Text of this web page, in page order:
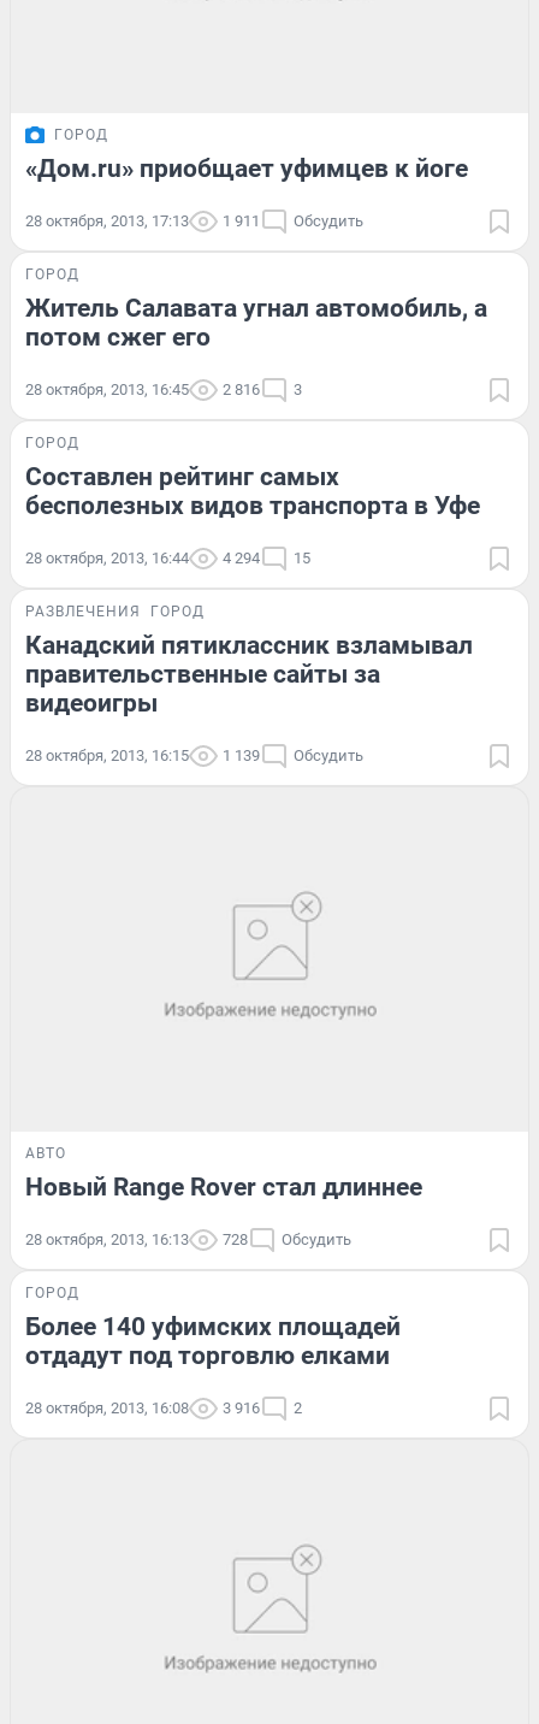
ГОРОД
«Дом.ru» приобщает уфимцев к йоге
28 октября, 2013, 17:13 1 911 Обсудить
ГОРОД
Житель Салавата угнал автомобиль, а
потом сжег его
28 октября, 2013, 16:45 2 816 3
ГОРОД
Составлен рейтинг самых
бесполезных видов транспорта в Уфе
28 октября, 2013, 16:44 4 294 15
РАЗВЛЕЧЕНИЯ ГОРОД
Канадский пятиклассник взламывал
правительственные сайты за
видеоигры
28 октября, 2013, 16:15 1 139 Обсудить
АВТО
Новый Range Rover стал длиннее
28 октября, 2013, 16:13 728 Обсудить
ГОРОД
Более 140 уфимских площадей
отдадут под торговлю елками
28 октября, 2013, 16:08 3 916 2